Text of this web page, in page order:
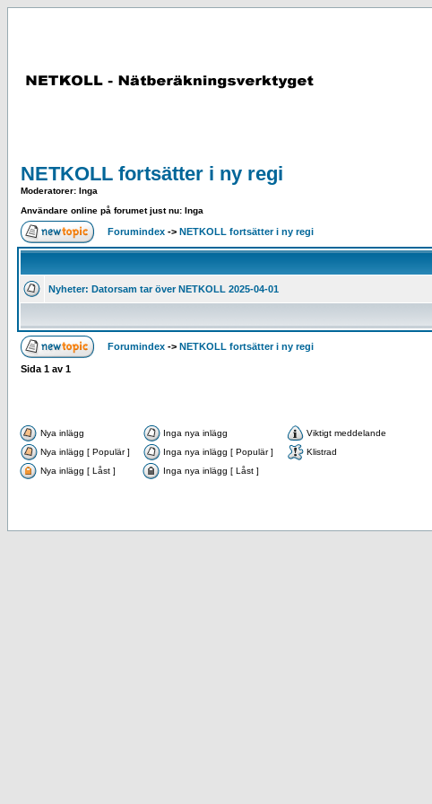
NETKOLL fortsätter i ny regi
Moderatorer: Inga
Användare online på forumet just nu: Inga
Forumindex -> NETKOLL fortsätter i ny regi
Nyheter: Datorsam tar över NETKOLL 2025-04-01
Forumindex -> NETKOLL fortsätter i ny regi
Sida 1 av 1
Nya inlägg Inga nya inlägg
Viktigt meddelande
Nya inlägg [ Populär ]
Inga nya inlägg [ Populär ]
Klistrad
Nya inlägg [ Låst ]
Inga nya inlägg [ Låst ]